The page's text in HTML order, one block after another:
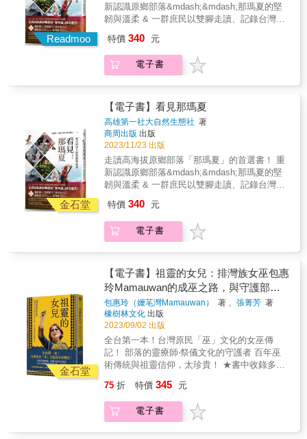
變。從村社主體的**「我群」意識，到清朝時在
漢人區隔下形成的「熟番／平埔」共同認同。
日治時期戶籍制度的建立，雖將熟番註記於戶
更在單一的國族主義（我是中國人）教育下，
加上社會對「番」的歧視，使得族人對外產生
「祖籍福建」、「平埔族都已漢化」的混淆與
汙名化認同。然而，族群的共同記憶並未消
亡。進入21世紀，在社會本土化與多元文化思
潮的激勵下，西拉雅族重新拾起祖先的名字，
從汙名中覺醒，堅定地朝向原住民身份邁進。
正義之光：從街頭抗爭到憲法法庭西拉雅族爭
取復名與復權的道路充滿艱辛。從1990年代
起，西拉雅人持續推動行政訴訟，挑戰國家在
1950年代以行政命令剝奪族人原住民身份的歷
史失誤。這場長達十餘年的法律戰，最終在
2022年迎來歷史性的勝利：憲法法庭憲判字第
17號判決，明確肯認西拉雅族為「同屬臺灣南
島語系民族之其他臺灣原住民族」，國家必須
成果，更是臺灣轉型正義道路上里程碑式的勝
利。它迫使國家重新面對殖民歷史遺留下的行
政失誤和族群隔離，也為所有「未被法定」的
原住民族群打開了復權的大門。然而，復名復
權的道路尚未走完，面對中央政府後續推出的
專法草案中潛藏的權利分化和資源限制，西拉
雅族仍需持續奮力，爭取完整的民族地位。
《穿越400年：認識西拉雅族（歷史篇）》是作
者投身西拉雅族文史運動二十年來的心血結
晶，以嚴謹的學術態度，揭示被文字隱匿卻充
進這段活生生的歷史現場，感受西拉雅族如何
在夾縫全力生存，如何無畏失語力拚重獲自我
的歷程。
返；然而，透過聖山與祖靈地的重建，以及傳
統祖靈信仰的形構與再現，平埔族群「漢化殆
盡」的歷史弔辭終將也會成為歷史。一種嶄新
蘭族人的打拚下，儼然浮現。★本書由「113年
度新北市政府文化局地方文史工作出版計畫」
補助
／政治大學社會工作研究所教授浦忠成／東華
大學民族事務與發展學系教授程廷Apyang Imiq
教育碩博班副教授暨多元文化教育中心主任羅
素玫／臺灣大學人類學系副教授一起推薦（依
姓名筆畫排序）太魯閣語很常使用pusu，語譯
意」，還有pusu gaya表示「文化的真諦」。
Yabung嘗試探討的 pusu kingal ruwan sapah就
是「一個家庭裡面的根」。Yabung像一個挖土
的payi，往自己家裡挖，文字愈挖愈坦露，明
明私人，卻帶來令人振奮的太魯閣族青年「共
感」，私密卻又集體。最終只想知道，我們究
竟為什麼長成這個樣子？──程廷Apyang Imiq
／台灣文學獎金典獎得獎作家看到雅雯的勇
氣，一個人遁入非原民的婚姻家庭世界，一個
互為激盪與實踐，絕對是因為寛容的愛及對族
群的愛，鍥而不捨地希望尋找與社會對話的出
口。而她的勇氣發聲將讓此愛永不止息。有幸
漫漫現形。──余桂榕／延平鄉立圖書館館長
Yabung．Haning，一個花蓮秀林鄉太魯閣族優
秀的女孩，她與她的家族的成長歷程就是一部
臺灣原住民族被殖民的歷史創傷圖鑑……這本
書記錄著一位成功進入主流社會的原住民女
孩，嘗試回到部落自己的根，尋找屬於原住民
社會工作者自己的知識生成之路。──王增勇／
政治大學社會工作研究所教授
內外的古謠，理解布農族以這首沒有歌詞的詠
歌傳達了對小米的崇愛與珍視，還意外遇見祭
事曆。曆板古舊，其上斑駁的圖紋勾起多年前
威智加入文化部推動國家文化記憶庫計畫「布
農族祭事曆原鄉的故事」團隊，二度走上關門
古道，行前偕同各路夥伴拜訪花蓮縣萬榮鄉馬
遠村、南投縣信義鄉地利村的布農族耆老，聆
聽他們所知的祭事曆，也前往臺灣大學人類學
博物館與國立臺灣博物館的庫房親睹沉默了幾
十年的祭事曆。一開始王威智關注的焦點是祭
事曆裡的「繪文字」，這是日治時期以來關於
祭事曆的傳統討論課題之一。隨著拼湊局部且
碎散的關於祭事曆的記載與描述，他漸漸將目
光轉向可能為祭事曆創造者的Laung
Mangdavan與其時代。一個本來不需要書面紀
錄的口述傳統及其執行者，何以一夕之間殫精
竭慮創造「文字」？Laung Mangdavan可能遭
遇或預見了某種挑戰。英國史家湯恩比
面對挑戰、陷入危機之時，回應挑戰的方式決
定如何處理危機，而後者決定結果。湯恩比歸
納了四種回應的方法：退回過去；對未來產生
白日夢式的憧憬；自我封閉，以神秘經驗處理
挑戰帶來的衝擊；直視危機，試著將之化為有
利未來發展的元素。那麼，祭司Laung
Mangdavan遇到什麼挑戰？一八八七年，「集
集水尾道」（即關門古道）開通，這是清帝國
最後一條「撫番道路」，為「牡丹社事件」後
清帝國面對國際挑戰的回應之一。這條橫貫道
成為丹大溪流域的「挑戰」，從而觸發布農祭
司Laung Mangdavan的戒心。身為一名祭司，
Laung Mangdavan深知傳統文化的核心在於他
Readmoo
新認識原鄉部落&mdash;&mdash;那瑪夏的堅
韌與溫柔 & 一群庶民以雙腳走讀、記錄台灣，
公尺走向0公尺的挑戰， 從0攻上3952公尺的壯
遊篇章！ & 2009年那場天地同悲的莫拉克風
災， 奪走那瑪夏原民的生命、財產，讓人心痛
「跟對的人吃任何食物都是山珍美味！」 看！
佇立天地之間的那瑪夏人，如何展現堅韌又溫
柔的靈魂&hellip;&hellip; & 高雄第一社區大學
自然生態社的師生，於二○一五年啟動「3952～
0的生命大河&mdash;&mdash;高屏溪流域踏查
與書寫行動」計畫，陸續從出海口高雄端向上
踏溯，走讀林園、大寮、大樹、旗山、杉林與
甲仙，探訪各行政區人文歷史與自然資源。 &
二○二二年，在王春智老師的帶領下走訪、記錄
區的歷史文化與現今生活樣貌，完成踏查那瑪
夏與楠梓仙溪源流的書寫，以及後續荖濃溪上
溯區域的規劃。 & 王春智老師心中美麗的期許
春天擬訂計畫，夏天採訪踏查，秋天整理書
寫，冬天出刊發表。我們的努力就像來自玉山
峰頂融雪的涓滴細流，慢慢累積匯集，最大的
期待是有天能為高屏溪注入一些生命活水。
「高屏溪加上流域中兩大主要溪流荖濃溪與楠
梓仙溪的族群歷史、古道舊路、文化史蹟、地
質地形、傳統技藝、產業、美食與自然生態
等，都可規劃為一日或二日行的旅遊地圖。」
&mdash;那瑪夏的堅韌與溫柔！ 2. 看見公民社
會學習力&mdash;&mdash;高雄第一社大自然
生態社師生以雙腳走讀、記錄台灣，用心和雙
手詮釋台灣多元生活文化探查。 3. 遇見原鄉的
特價 340 元
電子書
金石堂
【電子書】看見那瑪夏
高雄第一社大自然生態社 著
商周出版 出版
2023/11/23 出版
走讀高海拔原鄉部落「那瑪夏」的首選書！ 重
新認識原鄉部落&mdash;&mdash;那瑪夏的堅
韌與溫柔 & 一群庶民以雙腳走讀、記錄台灣，
公尺走向0公尺的挑戰， 從0攻上3952公尺的壯
遊篇章！ & 2009年那場天地同悲的莫拉克風
災， 奪走那瑪夏原民的生命、財產，讓人心痛
「跟對的人吃任何食物都是山珍美味！」 看！
佇立天地之間的那瑪夏人，如何展現堅韌又溫
柔的靈魂&hellip;&hellip; & 高雄第一社區大學
自然生態社的師生，於二○一五年啟動「3952～
0的生命大河&mdash;&mdash;高屏溪流域踏查
與書寫行動」計畫，陸續從出海口高雄端向上
踏溯，走讀林園、大寮、大樹、旗山、杉林與
甲仙，探訪各行政區人文歷史與自然資源。 &
二○二二年，在王春智老師的帶領下走訪、記錄
那瑪夏的傳說，用心與雙手編織這個原民行政
夏與楠梓仙溪源流的書寫，以及後續荖濃溪上
溯區域的規劃。 & 王春智老師心中美麗的期許
&mdash;&mdash; 「這八年來，踏查小組總在
特價 340 元
電子書
金石堂
【電子書】祖靈的女兒：排灣族女巫包惠
玲Mamauwan的成巫之路，與守護部落
的療癒力量
包惠玲（嬤芼灣Mamauwan） 著 、張菁芳 著
橡樹林文化 出版
2023/09/02 出版
全台第一本！台灣原民「巫」文化的女巫傳
記！ 部落的靈療師‧祭儀文化的守護者 百年巫
術傳統與祖靈信仰，太珍貴！ ★書中收錄多張
貌★ ★要成為女巫，需要有特殊的能力和身
分？還是有心就能學會？ ★女巫究竟是怪力亂
神？還是鞏固、療癒部落的中心支柱？ ★該用
75 折 特價 345 元
電子書